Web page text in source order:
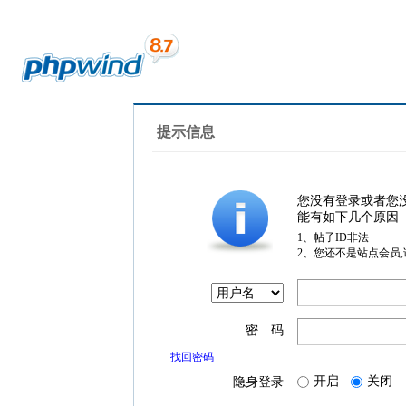
提示信息
您没有登录或者您
能有如下几个原因
1、帖子ID非法
2、您还不是站点会员
密 码
找回密码
隐身登录 开启 关闭